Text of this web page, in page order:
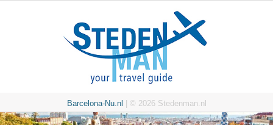
Barcelona-Nu.nl | © 2026 Stedenman.nl